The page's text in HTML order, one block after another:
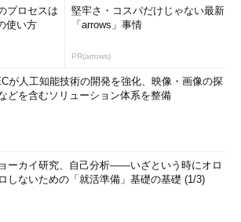
プロセスは
使い方
堅牢さ・コスパだけじゃない最新
「arrows」事情
PR(arrows)
が人工知能技術の開発を強化、映像・画像の探
どを含むソリューション体系を整備
ーカイ研究、自己分析――いざという時にオロ
しないための「就活準備」基礎の基礎 (1/3)